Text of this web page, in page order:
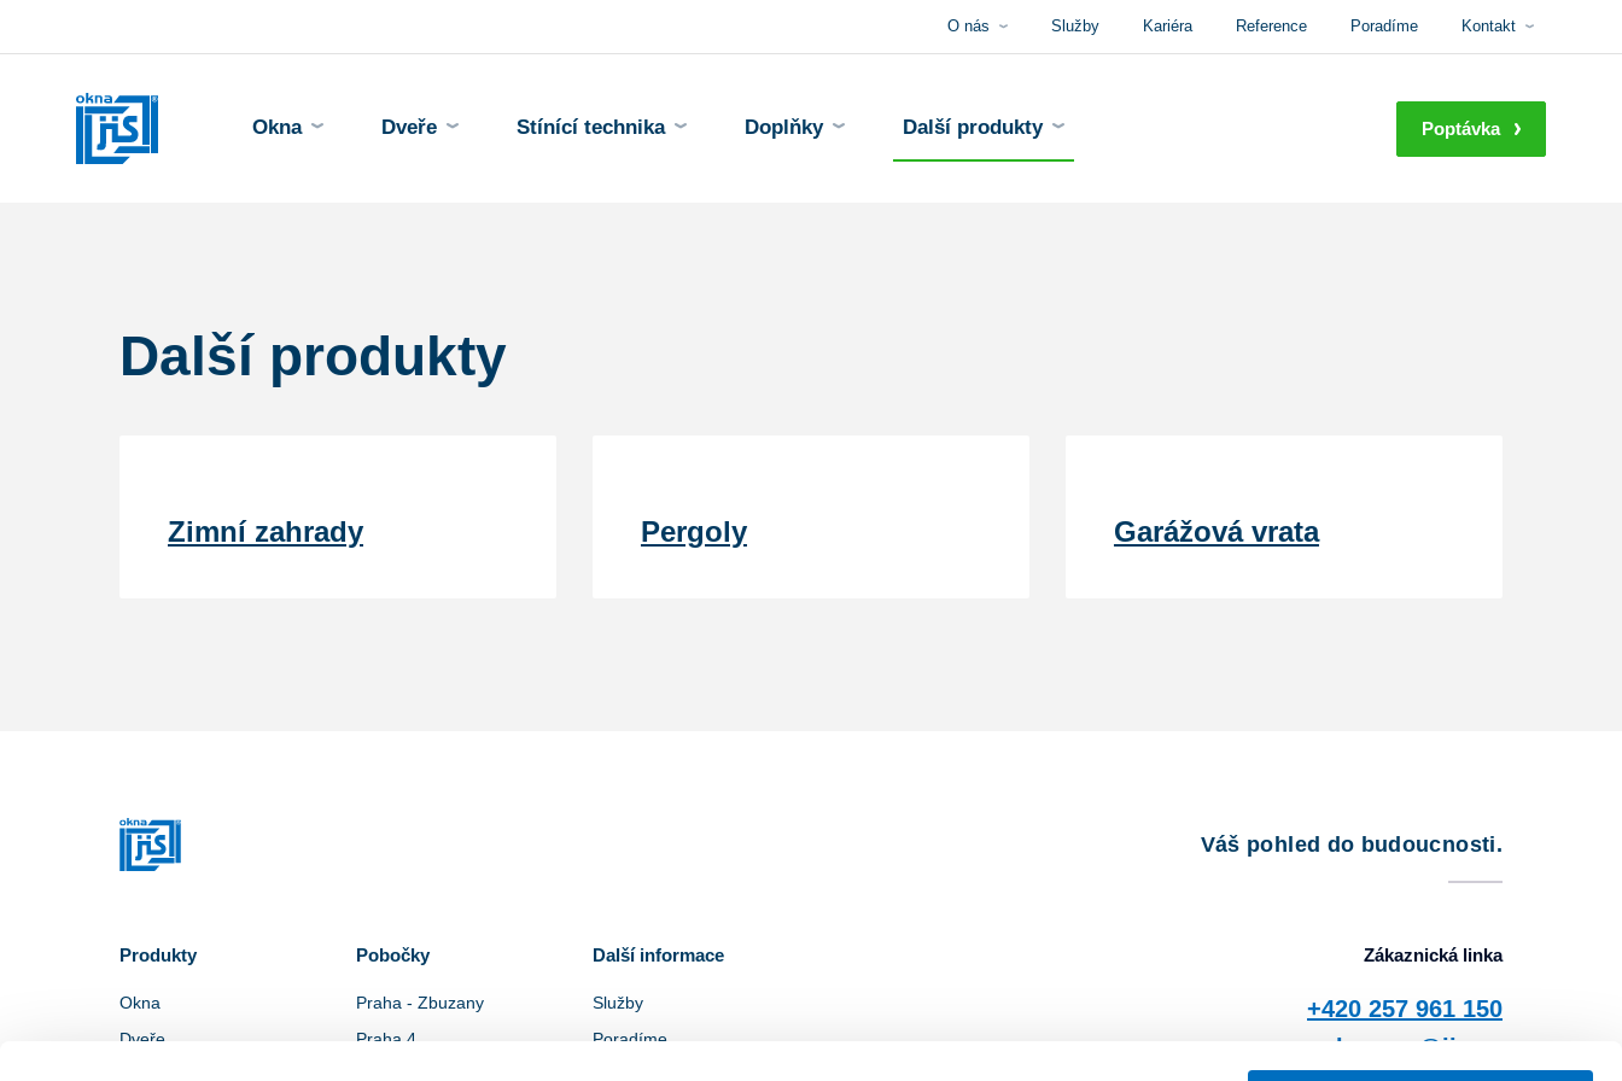
O nás Služby Kariéra Reference Poradíme Kontakt
Okna Dveře Stínící technika Doplňky Další produkty Poptávka
Další produkty
Zimní zahrady Pergoly Garážová vrata
Váš pohled do budoucnosti.
Produkty
Okna
Dveře
Pobočky
Praha - Zbuzany
Praha 4
Další informace
Služby
Poradíme
Zákaznická linka
+420 257 961 150
zbuzany@jis.cz